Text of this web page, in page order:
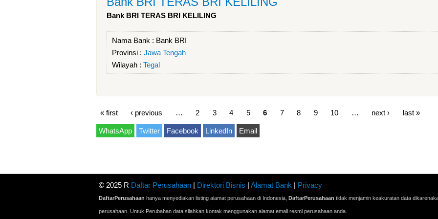
Bank BRI TERAS BRI KELILING
Nama Bank : Bank BRI
Provinsi : Jawa Tengah
Wilayah : Tegal
« first ‹ previous 2 3 4 5 6 7 8 9 10 next › last »
WhatsApp Twitter Facebook LinkedIn Email
© 2025 R Daftar Perusahaan | Direktori Bisnis | Alamat Bank | Privacy
DaftarPerusahaan hanya menyediakan listing alamat perusahaan di Indonesia, DaftarPerusahaan tidak menjamin keakuratan data
perusahaan. Untuk Perubahan data silahkan kontak menggunakan alamat email resmi perusahaan anda.